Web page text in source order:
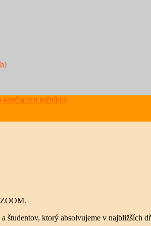
končiacich ročníkov
ktorý absolvujeme v najbližších